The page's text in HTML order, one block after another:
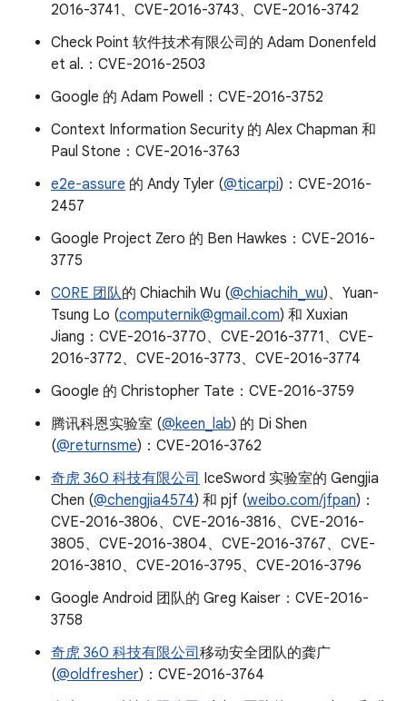
2016-3741、CVE-2016-3743、CVE-2016-3742
Check Point 软件技术有限公司的 Adam Donenfeld
et al.：CVE-2016-2503
Google 的 Adam Powell：CVE-2016-3752
Context Information Security 的 Alex Chapman 和
Paul Stone：CVE-2016-3763
e2e-assure 的 Andy Tyler (@ticarpi)：CVE-2016-
2457
Google Project Zero 的 Ben Hawkes：CVE-2016-
3775
C0RE 团队的 Chiachih Wu (@chiachih_wu)、Yuan-
Tsung Lo (computernik@gmail.com) 和 Xuxian
Jiang：CVE-2016-3770、CVE-2016-3771、CVE-
2016-3772、CVE-2016-3773、CVE-2016-3774
Google 的 Christopher Tate：CVE-2016-3759
腾讯科恩实验室 (@keen_lab) 的 Di Shen
(@returnsme)：CVE-2016-3762
奇虎 360 科技有限公司 IceSword 实验室的 Gengjia
Chen (@chengjia4574) 和 pjf (weibo.com/jfpan)：
CVE-2016-3806、CVE-2016-3816、CVE-2016-
3805、CVE-2016-3804、CVE-2016-3767、CVE-
2016-3810、CVE-2016-3795、CVE-2016-3796
Google Android 团队的 Greg Kaiser：CVE-2016-
3758
奇虎 360 科技有限公司 移动安全团队的龚广
(@oldfresher)：CVE-2016-3764